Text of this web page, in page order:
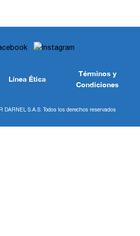
Términos y
Condiciones
Línea Ética
DARNEL S.A.S. Todos los derechos reservados